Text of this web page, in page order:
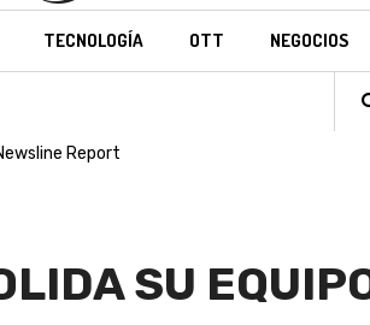
TECNOLOGÍA OTT NEGOCIOS
Report
SU